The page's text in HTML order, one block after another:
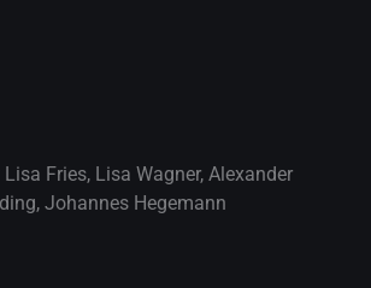
Lisa Fries, Lisa Wagner, Alexander
, Johannes Hegemann